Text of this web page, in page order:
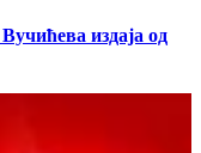
издаја од